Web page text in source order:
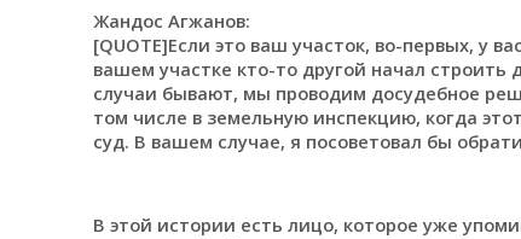
Жандос Агжанов:
[QUOTE]Если это ваш участок, во-первых, у
вашем участке кто-то другой начал
случаи бывают, мы проводим досудебное
том числе в земельную инспекцию, когда
суд. В вашем случае, я посоветовал бы
В этой истории есть лицо, которое уже